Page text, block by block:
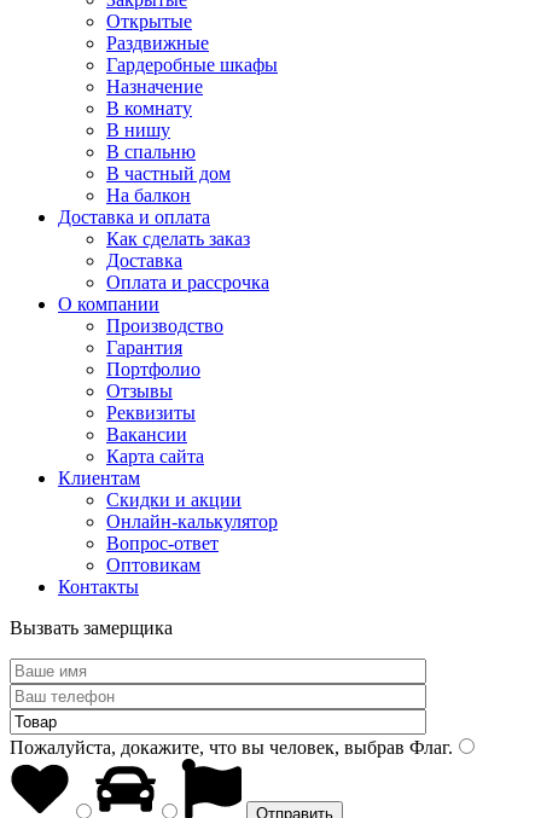
Открытые
Раздвижные
Гардеробные шкафы
Назначение
В комнату
В нишу
В спальню
В частный дом
На балкон
Доставка и оплата
Как сделать заказ
Доставка
Оплата и рассрочка
О компании
Производство
Гарантия
Портфолио
Отзывы
Реквизиты
Вакансии
Карта сайта
Клиентам
Скидки и акции
Онлайн-калькулятор
Вопрос-ответ
Оптовикам
Контакты
Вызвать замерщика
Пожалуйста, докажите, что вы человек, выбрав Флаг.